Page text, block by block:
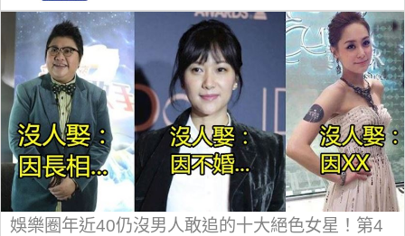
娛樂圈年近40仍沒男人敢追的十大絕色女星！第4